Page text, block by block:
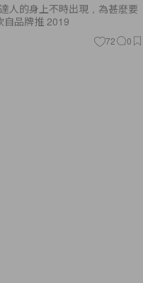
人的身上不時出現，為甚麼要
自品牌推 2019
72 0